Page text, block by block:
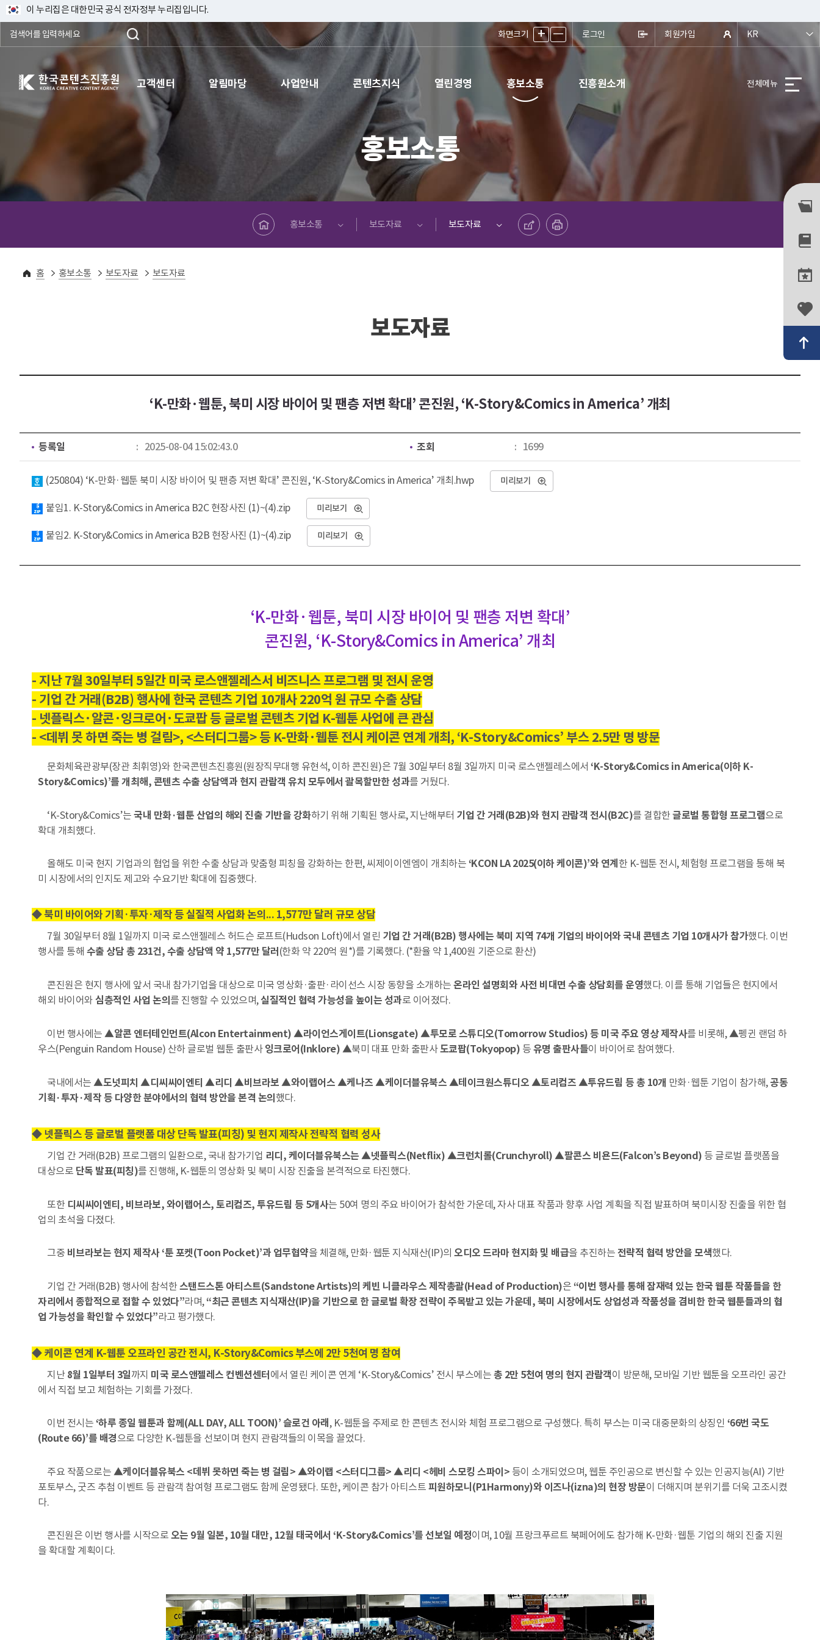
이 누리집은 대한민국 공식 전자정부 누리집입니다.
화면크기 + ㅡ 로그인 회원가입 KR
한국콘텐츠진흥원 KOREA CREATIVE CONTENT AGENCY 고객센터 알림마당 사업안내 콘텐츠지식 열린경영 홍보소통 진흥원소개 전체메뉴
홍보소통
메인페이지로 바로가기
홍보소통
보도자료 보도자료
공유하기 프린트하기
홈 홍보소통 보도자료 보도자료
보도자료
‘K-만화·웹툰, 북미 시장 바이어 및 팬층 저변 확대’ 콘진원, ‘K-Story&Comics in America’ 개최
등록일 2025-08-04 15:02:43.0 조회
1699
(250804) ‘K-만화·웹툰 북미 시장 바이어 및 팬층 저변 확대’ 콘진원, ‘K-Story&Comics in America’ 개최.hwp
미리보기
붙임1. K-Story&Comics in America B2C 현장사진 (1)~(4).zip 미리보기
붙임2. K-Story&Comics in America B2B 현장사진 (1)~(4).zip 미리보기
‘K-만화·웹툰, 북미 시장 바이어 및 팬층 저변 확대’
콘진원, ‘K-Story&Comics in America’ 개최
- 지난 7월 30일부터 5일간 미국 로스앤젤레스서 비즈니스 프로그램 및 전시 운영
- 기업 간 거래(B2B) 행사에 한국 콘텐츠 기업 10개사 220억 원 규모 수출 상담
- 넷플릭스·알콘·잉크로어·도쿄팝 등 글로벌 콘텐츠 기업 K-웹툰 사업에 큰 관심
- <데뷔 못 하면 죽는 병 걸림>, <스터디그룹> 등 K-만화·웹툰 전시 케이콘 연계 개최, ‘K-Story&Comics’ 부스 2.5만 명 방문
문화체육관광부(장관 최휘영)와 한국콘텐츠진흥원(원장직무대행 유현석, 이하 콘진원)은 7월 30일부터 8월 3일까지 미국 로스앤젤레스에서 ‘K-Story&Comics in America(이하 K-
Story&Comics)’를 개최해, 콘텐츠 수출 상담액과 현지 관람객 유치 모두에서 괄목할만한 성과를 거뒀다.
‘K-Story&Comics’는 국내 만화·웹툰 산업의 해외 진출 기반을 강화하기 위해 기획된 행사로, 지난해부터 기업 간 거래(B2B)와 현지 관람객 전시(B2C)를 결합한 글로벌 통합형 프로그램으로
확대 개최했다.
올해도 미국 현지 기업과의 협업을 위한 수출 상담과 맞춤형 피칭을 강화하는 한편, 씨제이이엔엠이 개최하는 ‘KCON LA 2025(이하 케이콘)’와 연계 한 K-웹툰 전시, 체험형 프로그램을 통해 북
미 시장에서의 인지도 제고와 수요기반 확대에 집중했다.
◆ 북미 바이어와 기획·투자·제작 등 실질적 사업화 논의... 1,577만 달러 규모 상담
7월 30일부터 8월 1일까지 미국 로스앤젤레스 허드슨 로프트(Hudson Loft)에서 열린 기업 간 거래(B2B) 행사에는 북미 지역 74개 기업의 바이어와 국내 콘텐츠 기업 10개사가 참가했다. 이번
행사를 통해 수출 상담 총 231건, 수출 상담액 약 1,577만 달러 (한화 약 220억 원*)를 기록했다. (*환율 약 1,400원 기준으로 환산)
콘진원은 현지 행사에 앞서 국내 참가기업을 대상으로 미국 영상화·출판·라이선스 시장 동향을 소개하는 온라인 설명회와 사전 비대면 수출 상담회를 운영했다. 이를 통해 기업들은 현지에서
해외 바이어와 심층적인 사업 논의 를 진행할 수 있었으며,실질적인 협력 가능성을 높이는 성과로 이어졌다.
이번 행사에는 ▲알콘 엔터테인먼트(Alcon Entertainment) ▲라이언스게이트(Lionsgate) ▲투모로 스튜디오(Tomorrow Studios) 등 미국 주요 영상 제작사를 비롯해, ▲펭귄 랜덤 하
우스(Penguin Random House) 산하 글로벌 웹툰 출판사 잉크로어(Inklore) ▲북미 대표 만화 출판사도쿄팝(Tokyopop) 등 유명 출판사들이 바이어로 참여했다.
국내에서는 ▲도넛피치 ▲디씨씨이엔티 ▲리디 ▲비브라보 ▲와이랩어스 ▲케나즈 ▲케이더블유북스 ▲테이크원스튜디오 ▲토리컴즈 ▲투유드림 등 총 10개 만화·웹툰 기업이 참가해,공동
기획·투자·제작 등 다양한 분야에서의 협력 방안을 본격 논의 했다.
◆ 넷플릭스 등 글로벌 플랫폼 대상 단독 발표(피칭) 및 현지 제작사 전략적 협력 성사
기업 간 거래(B2B) 프로그램의 일환으로, 국내 참가기업 리디, 케이더블유북스는 ▲넷플릭스(Netflix) ▲크런치롤(Crunchyroll) ▲팔콘스 비욘드(Falcon’s Beyond) 등 글로벌 플랫폼을
대상으로 단독 발표(피칭)를 진행해, K-웹툰의 영상화 및 북미 시장 진출을 본격적으로 타진했다.
또한 디씨씨이엔티, 비브라보, 와이랩어스, 토리컴즈, 투유드림 등 5개사는 50여 명의 주요 바이어가 참석한 가운데, 자사 대표 작품과 향후 사업 계획을 직접 발표하며 북미시장 진출을 위한 협
업의 초석을 다졌다.
그중 비브라보는 현지 제작사 ‘툰 포켓(Toon Pocket)’과 업무협약을 체결해, 만화·웹툰 지식재산(IP)의 오디오 드라마 현지화 및 배급을 추진하는 전략적 협력 방안을 모색했다.
기업 간 거래(B2B) 행사에 참석한 스탠드스톤 아티스트(Sandstone Artists)의 케빈 니클라우스 제작총괄(Head of Production)은 “이번 행사를 통해 잠재력 있는 한국 웹툰 작품들을 한
자리에서 종합적으로 접할 수 있었다”라며,“최근 콘텐츠 지식재산(IP)을 기반으로 한 글로벌 확장 전략이 주목받고 있는 가운데, 북미 시장에서도 상업성과 작품성을 겸비한 한국 웹툰들과의 협
업 가능성을 확인할 수 있었다”라고 평가했다.
◆ 케이콘 연계 K-웹툰 오프라인 공간 전시, K-Story&Comics 부스에 2만 5천여 명 참여
지난 8월 1일부터 3일까지 미국 로스앤젤레스 컨벤션센터 에서 열린 케이콘 연계 ‘K-Story&Comics’ 전시 부스에는 총 2만 5천여 명의 현지 관람객이 방문해, 모바일 기반 웹툰을 오프라인 공간
에서 직접 보고 체험하는 기회를 가졌다.
이번 전시는 ‘하루 종일 웹툰과 함께(ALL DAY, ALL TOON)’ 슬로건 아래 , K-웹툰을 주제로 한 콘텐츠 전시와 체험 프로그램으로 구성했다. 특히 부스는 미국 대중문화의 상징인 ‘66번 국도
(Route 66)’를 배경으로 다양한 K-웹툰을 선보이며 현지 관람객들의 이목을 끌었다.
주요 작품으로는 ▲케이더블유북스 <데뷔 못하면 죽는 병 걸림> ▲와이랩 <스터디그룹> ▲리디 <헤비 스모킹 스파이> 등이 소개되었으며, 웹툰 주인공으로 변신할 수 있는 인공지능(AI) 기반
포토부스, 굿즈 추첨 이벤트 등 관람객 참여형 프로그램도 함께 운영됐다. 또한, 케이콘 참가 아티스트 피원하모니(P1Harmony)와 이즈나(izna)의 현장 방문이 더해지며 분위기를 더욱 고조시켰
다.
콘진원은 이번 행사를 시작으로 오는 9월 일본, 10월 대만, 12월 태국에서 ‘K-Story&Comics’를 선보일 예정이며, 10월 프랑크푸르트 북페어에도 참가해 K-만화·웹툰 기업의 해외 진출 지원
을 확대할 계획이다.